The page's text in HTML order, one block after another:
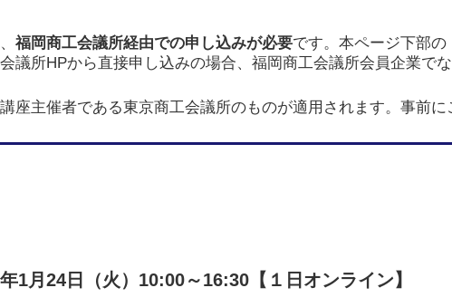
福岡商工会議所経由での申し込みが必要です。本ページ下部
議所HPから直接申し込みの場合、福岡商工会議所会員企業で
座主催者である東京商工会議所のものが適用されます。事前に
1月24日（火）10:00～16:30【１日オンライン】